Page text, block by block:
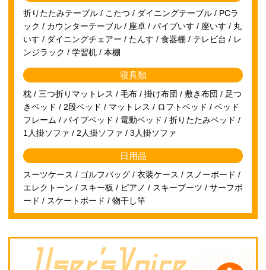
折りたたみテーブル / こたつ / ダイニングテーブル / PCラ
ック / カウンターテーブル / 座卓 / パイプいす / 座いす / 丸
いす / ダイニングチェアー / たんす / 食器棚 / テレビ台 / レ
ンジラック / 学習机 / 本棚
寝具類
枕 / 三つ折りマットレス / 毛布 / 掛け布団 / 敷き布団 / 足つ
きベッド / 2段ベッド / マットレス / ロフトベッド / ベッド
フレーム / パイプベッド / 電動ベッド / 折りたたみベッド /
1人掛ソファ / 2人掛ソファ / 3人掛ソファ
日用品
スーツケース / ゴルフバッグ / 衣装ケース / スノーボード /
エレクトーン / スキー板 / ピアノ / スキーブーツ / サーフボ
ード / スケートボード / 物干し竿